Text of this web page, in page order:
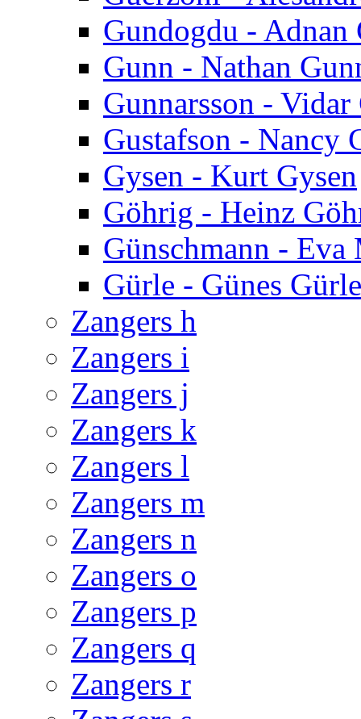
Gundogdu - Adnan
Gunn - Nathan
Gunnarsson - Vidar
Gustafson - Nancy
Gysen - Kurt Gysen
Göhrig - Heinz
Günschmann - Eva
Gürle - Günes Gürle
Zangers h
Zangers i
Zangers j
Zangers k
Zangers l
Zangers m
Zangers n
Zangers o
Zangers p
Zangers q
Zangers r